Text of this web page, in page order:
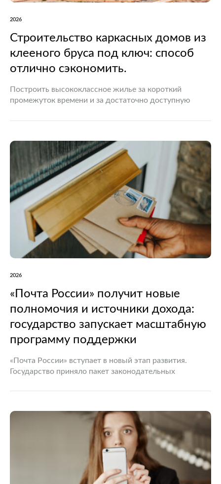
2026
Строительство каркасных домов из
клееного бруса под ключ: способ
отлично сэкономить.
Построить высококлассное жилье за короткий
промежуток времени и за достаточно доступную
душе комфортное проживание. Однако на данный
строительство…
2026
«Почта России» получит новые
полномочия и источники дохода:
государство запускает масштабную
программу поддержки
«Почта России» вступает в новый этап развития.
Государство приняло пакет законодательных
положение национального почтового оператора и
услуг. Документ уже одобрен обеими…